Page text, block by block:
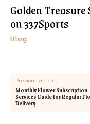
Golden Treasure
on 337Sports
Blog
Previous article
Monthly Flower Subscription
Services Guide for Regular
Delivery